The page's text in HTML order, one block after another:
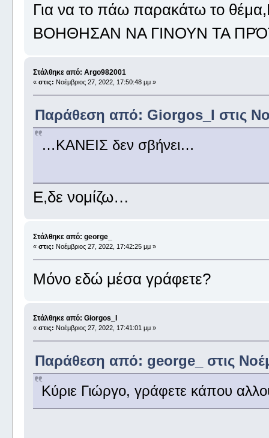
Για να το πάω παρακάτω το
ΒΟΗΘΗΣΑΝ ΝΑ ΓΙΝΟΥΝ ΤΑ
Στάλθηκε από: Argo982001
« στις: Νοέμβριος 27, 2022, 17:50:48 μμ »
Παράθεση από: Giorgos_I στις
…ΚΑΝΕΙΣ δεν σβήνει…
Ε,δε νομίζω…
Στάλθηκε από: george_
« στις: Νοέμβριος 27, 2022, 17:42:25 μμ »
Μόνο εδώ μέσα γράφετε?
Στάλθηκε από: Giorgos_I
« στις: Νοέμβριος 27, 2022, 17:41:01 μμ »
Παράθεση από: george_ στις
Κύριε Γιώργο, γράφετε κάπου